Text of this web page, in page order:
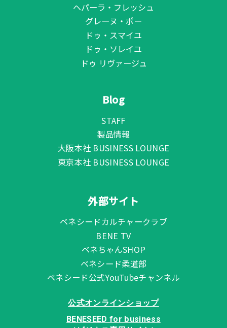
ヘパーラ・フレッシュ
グレーヌ・ポー
ドゥ・スマイユ
ドゥ・ソレイユ
ドゥ リヴァージュ
Blog
STAFF
製品情報
大阪本社 BUSINESS LOUNGE
東京本社 BUSINESS LOUNGE
外部サイト
ベネシードカルチャークラブ
BENE TV
ベネちゃんSHOP
ベネシード柔道部
ベネシード公式YouTubeチャンネル
公式オンラインショップ
BENESEED for business